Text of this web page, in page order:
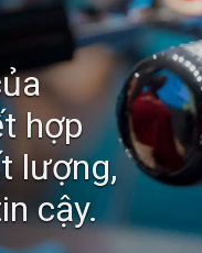
hợp
lượng,
cậy.